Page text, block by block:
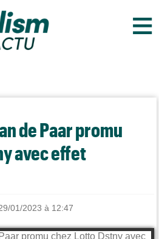
≡
de Paar promu
avec effet
01/2023 à 12:47